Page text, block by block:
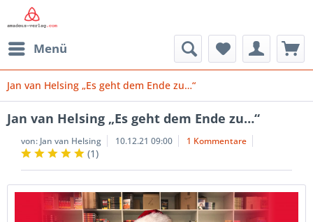
Menü
Jan van Helsing „Es geht dem Ende zu…“
Jan van Helsing „Es geht dem Ende zu…“
von: Jan van Helsing 10.12.21 09:00 1 Kommentare
(1)